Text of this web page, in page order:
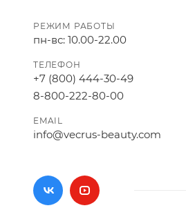
РЕЖИМ РАБОТЫ
пн-вс: 10.00-22.00
ТЕЛЕФОН
+7 (800) 444-30-49
8-800-222-80-00
EMAIL
info@vecrus-beauty.com